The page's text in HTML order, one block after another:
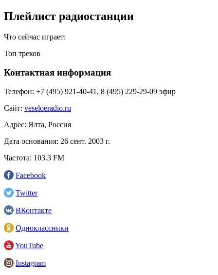
Плейлист радиостанции
Что сейчас играет:
Топ треков
Контактная информация
Телефон: +7 (495) 921‑40-41, 8 (495) 229-29-09 эфир
Сайт: veseloeradio.ru
Адрес: Ялта, Россия
Дата основания: 26 сент. 2003 г.
Частота: 103.3 FM
Facebook
Twitter
ВКонтакте
Одноклассники
YouTube
Instagram